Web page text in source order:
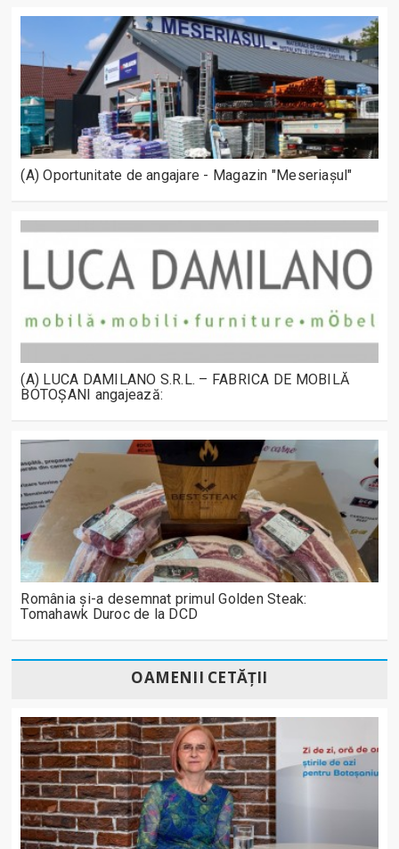
(A) Oportunitate de angajare - Magazin "Meseriașul"
(A) LUCA DAMILANO S.R.L. – FABRICA DE MOBILĂ
BOTOȘANI angajează:
România și-a desemnat primul Golden Steak:
Tomahawk Duroc de la DCD
OAMENII CETĂȚII